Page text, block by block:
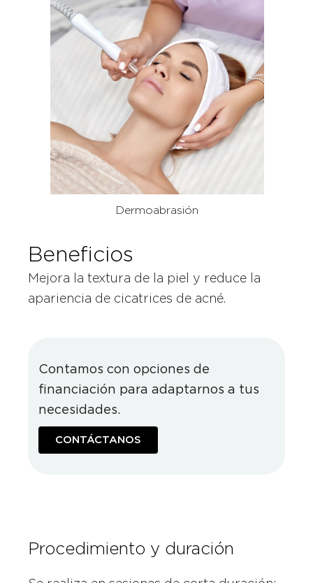
Dermoabrasión
Beneficios
Mejora la textura de la piel y reduce la
apariencia de cicatrices de acné.
Contamos con opciones de
financiación para adaptarnos a tus
necesidades.
CONTÁCTANOS
Procedimiento y duración